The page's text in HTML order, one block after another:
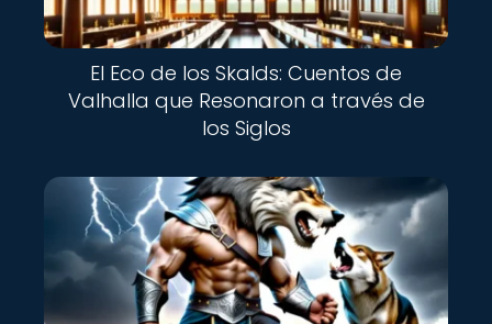
El Eco de los Skalds: Cuentos de
Valhalla que Resonaron a través de
los Siglos